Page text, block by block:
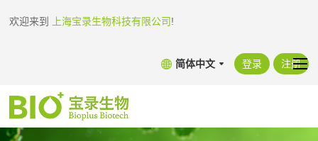
欢迎来到 上海宝录生物科技有限公司!
简体中文 登录 注册